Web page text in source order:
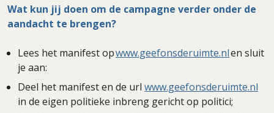
Wat kun jij doen om de campagne verder onder de
aandacht te brengen?
Lees het manifest opwww.geefonsderuimte.nlen sluit
je aan:
Deel het manifest en de url www.geefonsderuimte.nl
in de eigen politieke inbreng gericht op politici;